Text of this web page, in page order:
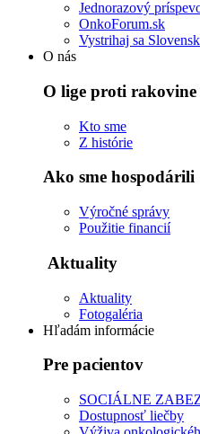
Jednorazový
OnkoForum.sk
Vystrihaj sa
O nás
O lige proti rakovine
Kto sme
Z histórie
Ako sme hospodárili
Výročné správy
Použitie financií
Aktuality
Aktuality
Fotogaléria
Hľadám informácie
Pre pacientov
SOCIÁLNE
Dostupnosť liečby